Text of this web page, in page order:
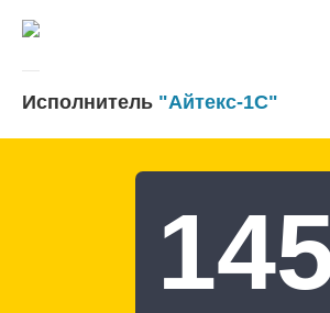
Исполнитель "Айтекс-1С"